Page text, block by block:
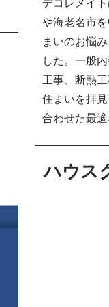
デコレメイ
や海老名市
まいのお悩
した。一般
工事、断熱
住まいを拝
合わせた最適
ハウス